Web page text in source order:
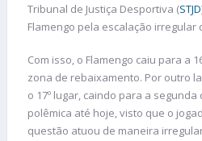
Tribunal de Justiça Desportiva (STJD
Flamengo pela escalação irregular
Com isso, o Flamengo caiu para a
zona de rebaixamento. Por outro
o 17º lugar, caindo para a
polêmica até hoje, visto que o
questão atuou de maneira